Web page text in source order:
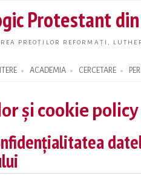
main
Protestant
PREOȚILOR REFORMAȚI,
ACADEMIA CERCETARE
și cookie